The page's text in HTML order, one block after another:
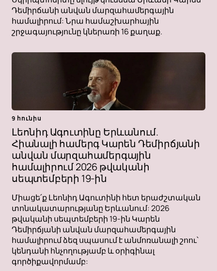
Դեմիրճանի անվան մարզահամերգային
համալիրում: Նրա համաշխարհային
շրջագայությունը կներառի 16 քաղաք.
9 հունիս
Լեոնիդ Ագուտինը Երևանում.
Հիանալի համերգ Կարեն Դեմիրճյանի
անվան մարզահամերգային
համալիրում 2026 թվականի
սեպտեմբերի 19-ին
Միացե՛ք Լեոնիդ Ագուտինի հետ երաժշտական ​​
տոնակատարությանը Երևանում: 2026
թվականի սեպտեմբերի 19-ին Կարեն
Դեմիրճյանի անվան մարզահամերգային
համալիրում ձեզ սպասում է անմոռանալի շոու՝
կենդանի հնչողությամբ և օրիգինալ
գործիքավորմամբ: